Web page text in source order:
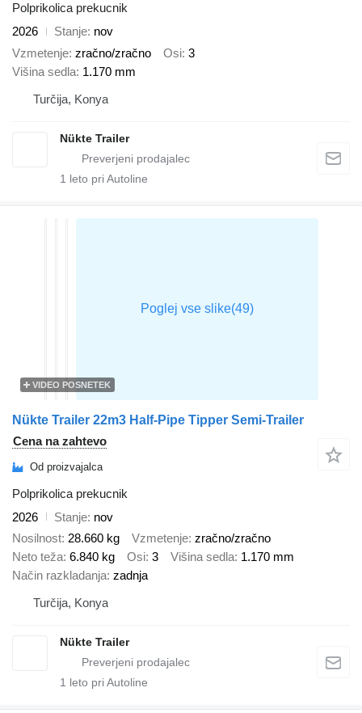
Polprikolica prekucnik
2026
Stanje nov
Vzmetenje zračno/zračno Osi 3
Višina sedla 1.170 mm
Turčija, Konya
Nükte Trailer
1 leto pri Autoline
VIDEO POSNETEK
Nükte Trailer 22m3 Half-Pipe Tipper Semi-Trailer
Cena na zahtevo
Od proizvajalca
Polprikolica prekucnik
2026
Stanje nov
Nosilnost 28.660 kg Vzmetenje zračno/zračno
Neto teža 6.840 kg Osi 3 Višina sedla 1.170 mm
Način razkladanja zadnja
Turčija, Konya
Nükte Trailer
1 leto pri Autoline